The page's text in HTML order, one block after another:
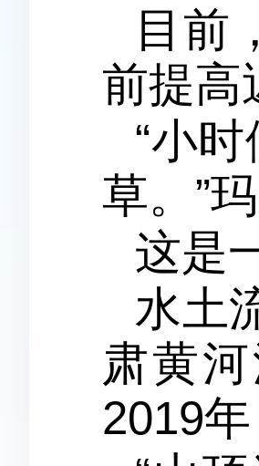
目前
前提高
“小
草。”
这是
水土
肃黄
2019